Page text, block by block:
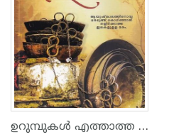
ഉറുമ്പുകൾ എത്താത്ത ഇടം